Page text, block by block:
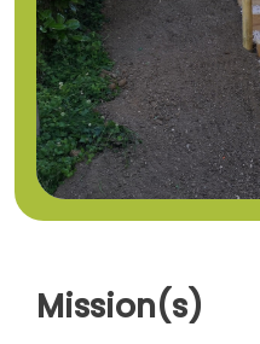
Mission(s)